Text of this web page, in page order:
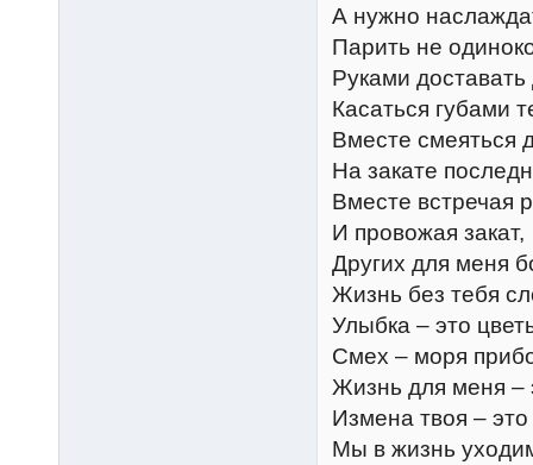
А нужно
Парить не
Руками доставать
Касаться губами
Вместе смеяться
На закате
Вместе встречая
И провожая закат,
Других для меня
Жизнь без тебя
Улыбка – это
Смех – моря
Жизнь для меня –
Измена твоя –
Мы в жизнь